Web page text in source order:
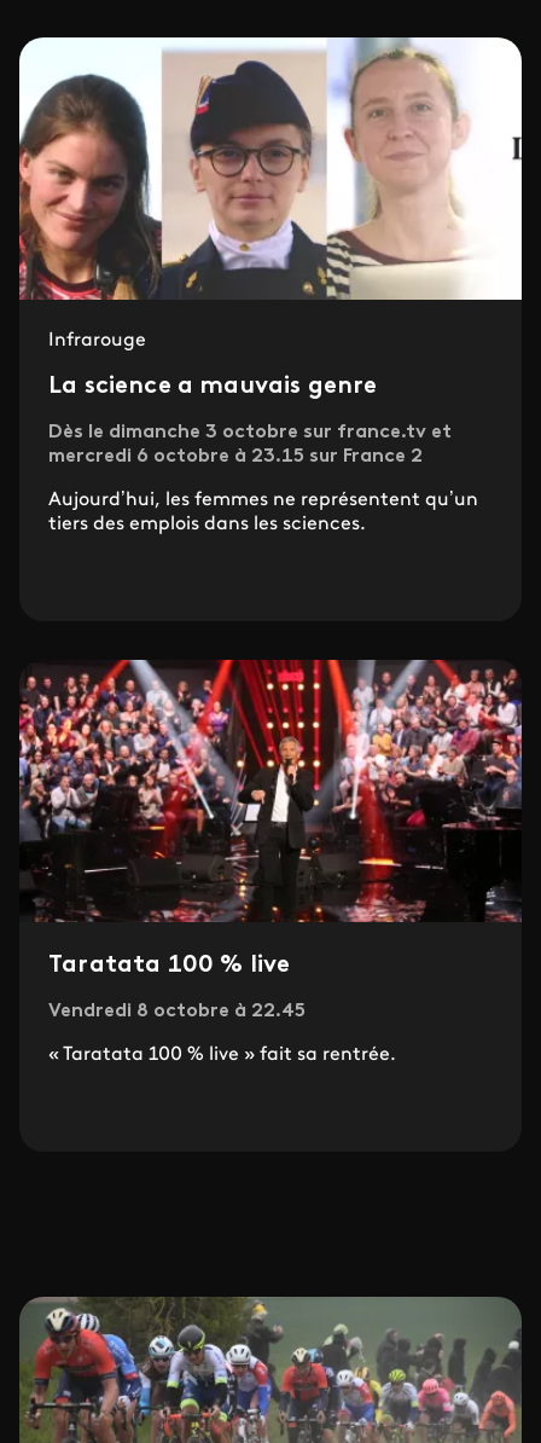
Infrarouge
La science a mauvais genre
Dès le dimanche 3 octobre sur france.tv et
mercredi 6 octobre à 23.15 sur France 2
Aujourd’hui, les femmes ne représentent qu’un
tiers des emplois dans les sciences.
Taratata 100 % live
Vendredi 8 octobre à 22.45
« Taratata 100 % live » fait sa rentrée.